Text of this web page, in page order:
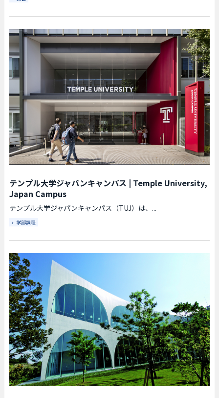
テンプル大学ジャパンキャンパス | Temple University,
Japan Campus
テンプル大学ジャパンキャンパス（TUJ）は、...
学部課程